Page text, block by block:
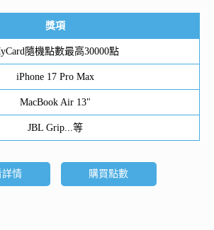
獎項
隨機點數最高30000點
iPhone 17 Pro Max
MacBook Air 13"
JBL Grip...等
詳情 購買點數